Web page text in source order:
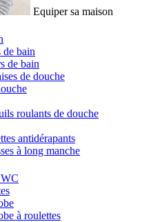
Equiper sa maison
de bain
de bain
de douche
roulants de douche
antidérapants
à long manche
WC
à roulettes